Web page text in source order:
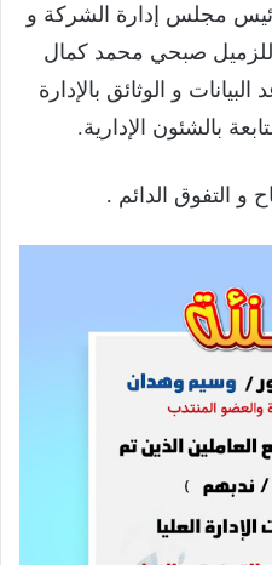
مجلس إدارة الشركة و
للزميل صبحي محمد كمال
و الوثائق بالإدارة
بالشئون الإدارية.
و التفوق الدائم .